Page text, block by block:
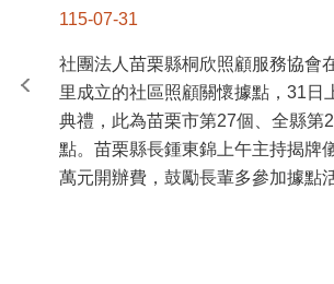
115-07-31
社團法人苗栗縣桐欣照顧服務協會
里成立的社區照顧關懷據點，31日
典禮，此為苗栗市第27個、全縣第
點。苗栗縣長鍾東錦上午主持揭牌
萬元開辦費，鼓勵長輩多參加據點